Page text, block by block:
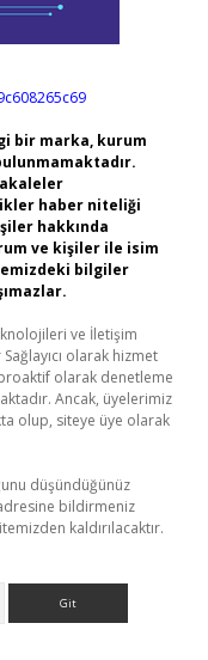
bir marka, kurum
haber niteliği
hakkında
ve kişiler ile isim
bilgiler
ve İletişim
olarak hizmet
olarak denetleme
Ancak, üyelerimiz
olup, siteye üye olarak
düşündüğünüz
bildirmeniz
kaldırılacaktır.